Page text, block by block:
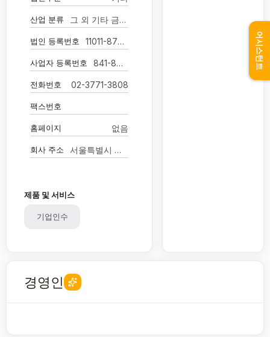
산업 분류 그 외 기타 금융 지원 서비스업
법인 등록번호 11011-8761630
사업자 등록번호 841-88-03269
전화번호 02-3771-3808
팩스번호
홈페이지 없음
회사 주소 서울특별시 영등포구 의사당대로 82
제품 및 서비스
기업인수
경영인
어시스턴트